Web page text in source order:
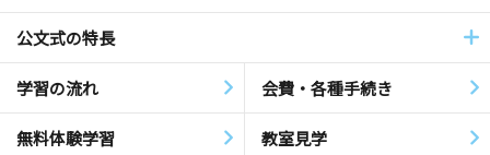
公文式の特長
学習の流れ 会費・各種手続き
無料体験学習 教室見学